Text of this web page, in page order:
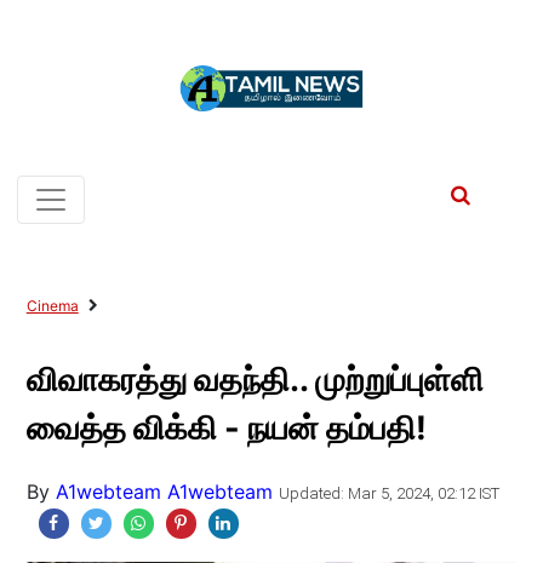
Cinema
விவாகரத்து வதந்தி.. முற்றுப்புள்ளி
வைத்த விக்கி - நயன் தம்பதி!
By A1webteam A1webteam Updated: Mar 5, 2024, 02:12 IST